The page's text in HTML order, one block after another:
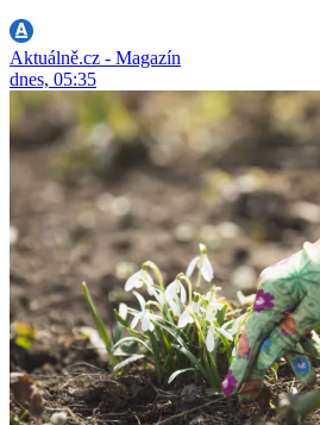
Aktuálně.cz - Magazín
dnes, 05:35